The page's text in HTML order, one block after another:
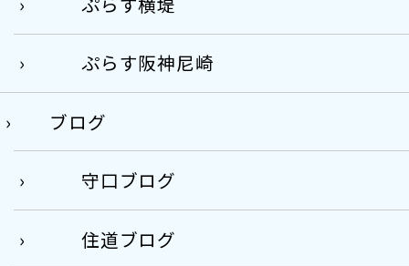
ぷらす阪神尼崎
ブログ
守口ブログ
住道ブログ